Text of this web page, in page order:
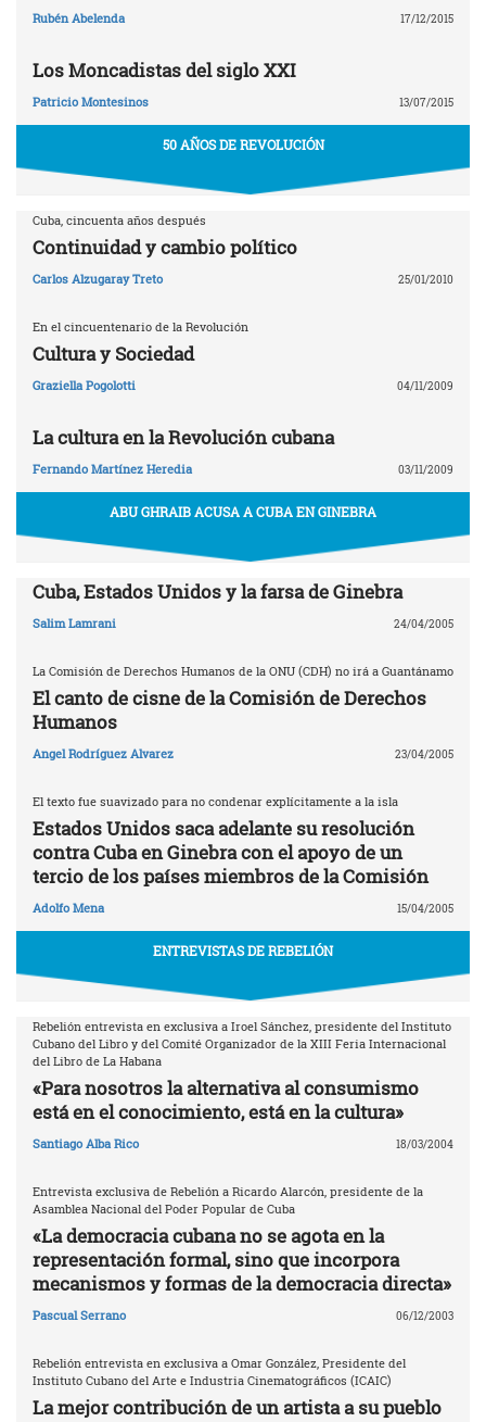
Rubén Abelenda 17/12/2015
Los Moncadistas del siglo XXI
Patricio Montesinos 13/07/2015
50 AÑOS DE REVOLUCIÓN
Cuba, cincuenta años después
Continuidad y cambio político
Carlos Alzugaray Treto 25/01/2010
En el cincuentenario de la Revolución
Cultura y Sociedad
Graziella Pogolotti 04/11/2009
La cultura en la Revolución cubana
Fernando Martínez Heredia 03/11/2009
ABU GHRAIB ACUSA A CUBA EN GINEBRA
Cuba, Estados Unidos y la farsa de Ginebra
Salim Lamrani 24/04/2005
La Comisión de Derechos Humanos de la ONU (CDH) no irá a Guantánamo
El canto de cisne de la Comisión de Derechos
Humanos
Angel Rodríguez Alvarez 23/04/2005
El texto fue suavizado para no condenar explícitamente a la isla
Estados Unidos saca adelante su resolución
contra Cuba en Ginebra con el apoyo de un
tercio de los países miembros de la Comisión
Adolfo Mena 15/04/2005
ENTREVISTAS DE REBELIÓN
Rebelión entrevista en exclusiva a Iroel Sánchez, presidente del Instituto
Cubano del Libro y del Comité Organizador de la XIII Feria Internacional
del Libro de La Habana
«Para nosotros la alternativa al consumismo
está en el conocimiento, está en la cultura»
Santiago Alba Rico 18/03/2004
Entrevista exclusiva de Rebelión a Ricardo Alarcón, presidente de la
Asamblea Nacional del Poder Popular de Cuba
«La democracia cubana no se agota en la
representación formal, sino que incorpora
mecanismos y formas de la democracia directa»
Pascual Serrano 06/12/2003
Rebelión entrevista en exclusiva a Omar González, Presidente del
Instituto Cubano del Arte e Industria Cinematográficos (ICAIC)
La mejor contribución de un artista a su pueblo